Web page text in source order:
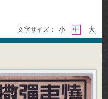
文字サイズ： 小 中 大